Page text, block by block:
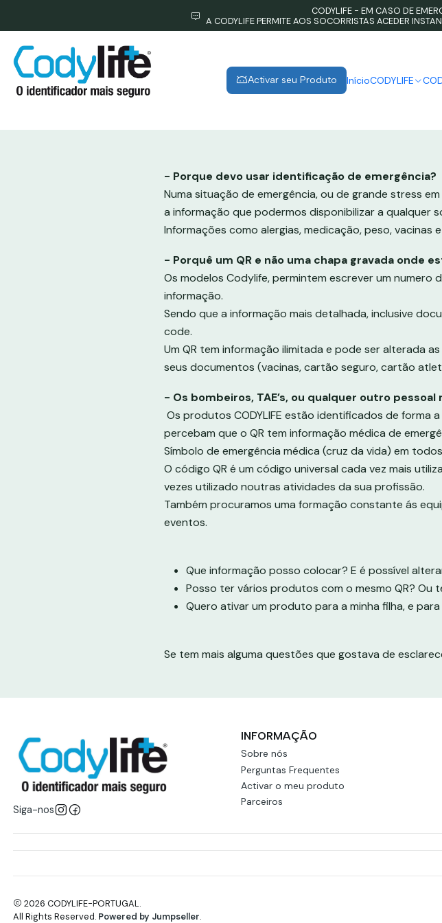
Activar seu Produto InícioCODYLIFE
CODYLIFE - EM CASO DE
A CODYLIFE PERMITE AOS SOCORRISTAS ACEDER
Home Perguntas
- Porque devo usar identificação de emergência?
Numa situação de emergência, ou de grande stress
a informação que podermos disponibilizar a qualquer
Informações como alergias, medicação, peso,
- Porquê um QR e não uma chapa gravada onde
Os modelos Codylife, permintem escrever um
informação.
Sendo que a informação mais detalhada, inclusive
code.
Um QR tem informação ilimitada e pode ser alterada
seus documentos (vacinas, cartão seguro, cartão
- Os bombeiros, TAE’s, ou qualquer outro
Os produtos CODYLIFE estão identificados de
percebam que o QR tem informação médica de
Símbolo de emergência médica (cruz da vida) em
O código QR é um código universal cada vez mais
vezes utilizado noutras atividades da sua profissão.
Também procuramos uma formação constante ás
eventos.
Que informação posso colocar? E é possível
Posso ter vários produtos com o mesmo QR?
Quero ativar um produto para a minha filha, e
Se tem mais alguma questões que gostava de
Siga-nos
INFORMAÇÃO
Sobre nós
Perguntas Frequentes
Activar o meu produto
Parceiros
2026 CODYLIFE-PORTUGAL.
All Rights Reserved. Powered by Jumpseller.